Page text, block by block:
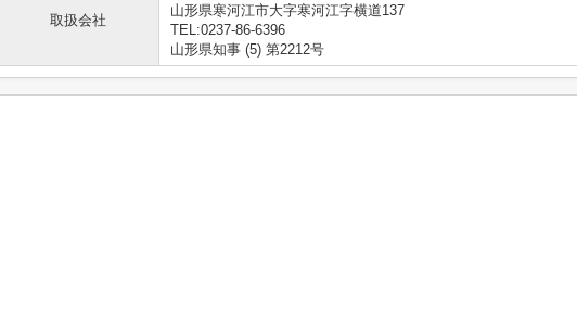
取扱会社
山形県寒河江市大字寒河江字横道137
TEL:0237-86-6396
山形県知事 (5) 第2212号